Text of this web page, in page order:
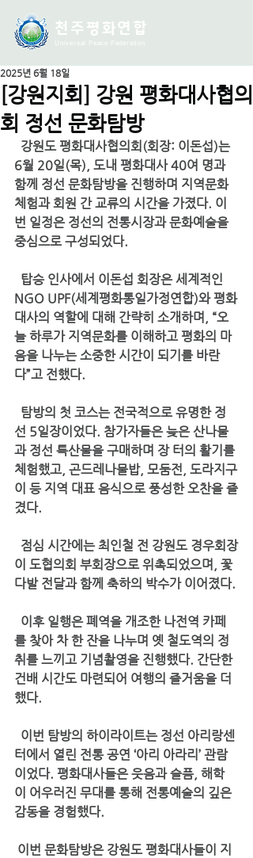
천주평화연 합
Universal Peace Federation
[강원지회] 강원 평화대사협의
회 정선 문화탐방
2025년 6월 18일
  강원도 평화대사협의회(회장: 이돈섭)
는
6월 20일(목), 도내 평화대사 40여 명과
함께 정선 문화탐방을 진행하며 지역문화
체험과 회원 간 교류의 시간을 가졌다. 이
번 일정은 정선의 전통시장과 문화예술을
중심으로 구성되었다.
  탑승 인사에서
이돈섭 회장은 세계적인
NGO UPF(세계평화통일가정연합)와 평화
대사의 역할에 대해 간략히 소개하며, “오
늘 하루가 지역문화를 이해하고 평화의 마
음을 나누는 소중한 시간이 되기를 바란
다”고 전했다.
  탐방의 첫 코스는 전국적으로 유명한
정
선 5일장이었다. 참가자들은 늦은 산나물
과 정선 특산물을 구매하며 장 터의 활기를
체험했고, 곤드레나물밥, 모둠전, 도라지구
이 등 지역 대표 음식으로 풍성한 오찬을 즐
겼다.
  점심 시간에는
최인철 전 강원도 경우회장
이 도협의회 부회장으로 위촉되었으며, 꽃
다발 전달과 함께 축하의 박수가 이어졌다.
  이후 일행은 폐역을 개조한
나전역 카페
를 찾아 차 한 잔을 나누며 옛 철도역의 정
취를 느끼고 기념촬영을 진행했다. 간단한
건배 시간도 마련되어 여행의 즐거움을 더
했다.
  이번 탐방의 하이라이트는
정선 아리랑센
터에서 열린 전통 공연 ‘아리 아라리’ 관람
이었다. 평화대사들은 웃음과 슬픔, 해학
이 어우러진 무대를 통해 전통예술의 깊은
감동을 경험했다.
이번 문화탐방은 강원도 평화대사들이 지